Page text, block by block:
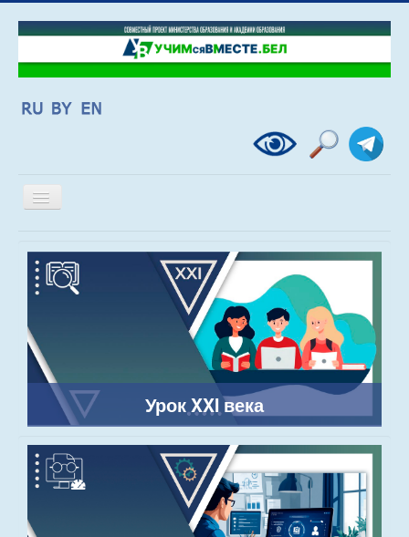
Включить/
выключить
Урок XXI века